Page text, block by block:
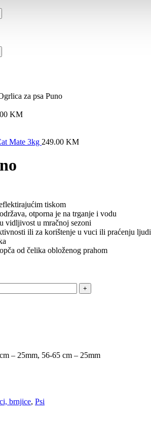
za psa Puno
KM
Mate 3kg 249.00 KM
tiskom
otporna je na trganje i vodu
vidljivost u mračnoj sezoni
ili za korištenje u vuci ili praćenju ljudi
od čelika obloženog prahom
– 25mm, 56-65 cm – 25mm
brnjice, Psi